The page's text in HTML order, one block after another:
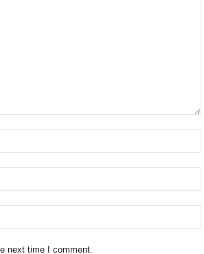
next time I comment.